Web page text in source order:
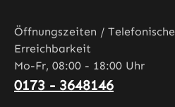
Öffnungszeiten / Telefonische
Erreichbarkeit
Mo-Fr, 08:00 - 18:00 Uhr
0173 - 3648146